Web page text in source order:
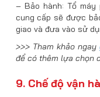
– Bảo hành: Tổ máy
cung cấp sẽ được
giao và đưa vào sử
>>> Tham khảo ngay
để có thêm lựa chọn
9. Chế độ vận